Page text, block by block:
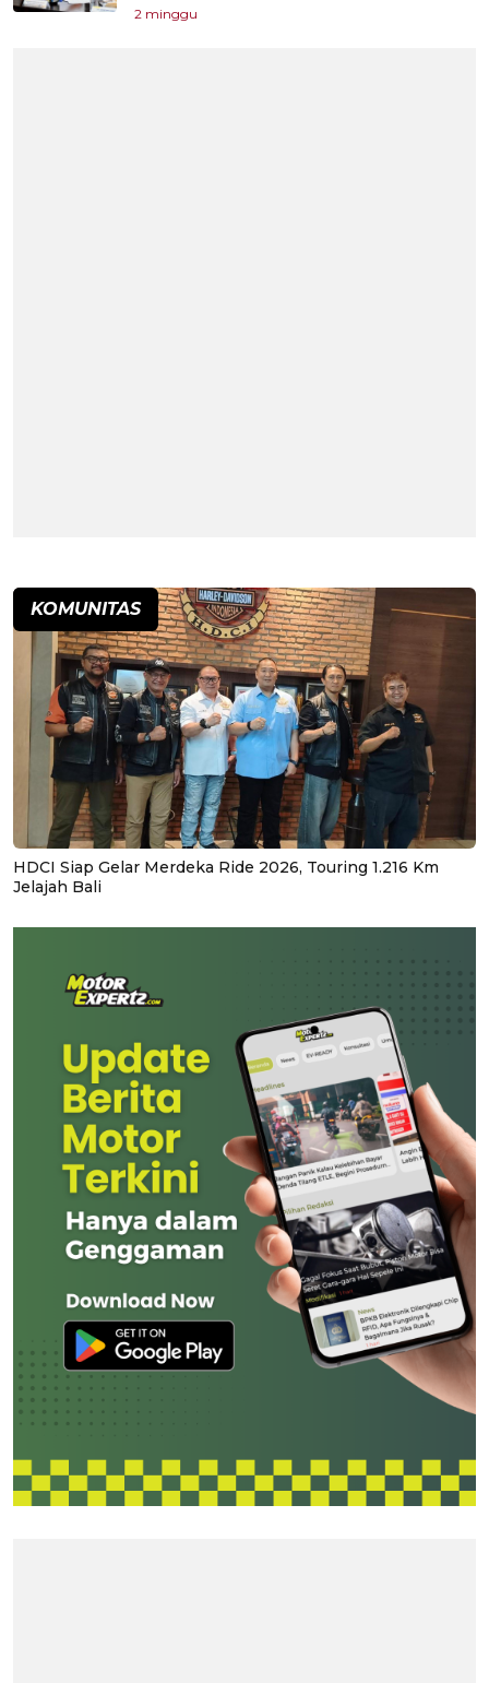
2 minggu
KOMUNITAS
HDCI Siap Gelar Merdeka Ride 2026, Touring 1.216 Km
Jelajah Bali